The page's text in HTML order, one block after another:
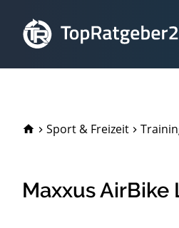
TopRatgeber24.de
Sport & Freizeit
Maxxus